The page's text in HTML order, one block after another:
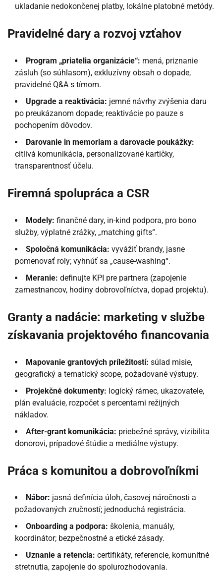
ukladanie nedokončenej platby, lokálne platobné metódy.
Pravidelné dary a rozvoj vzťahov
Program „priatelia organizácie“: mená, priznanie
zásluh (so súhlasom), exkluzívny obsah o dopade,
pravidelné Q&A s tímom.
Upgrade a reaktivácia: jemné návrhy zvýšenia daru
po preukázanom dopade; reaktivácie po pauze s
pochopením dôvodov.
Darovanie in memoriam a darovacie poukážky:
citlivá komunikácia, personalizované kartičky,
transparentnosť účelu.
Firemná spolupráca a CSR
Modely: finančné dary, in-kind podpora, pro bono
služby, výplatné zrážky, „matching gifts“.
Spoločná komunikácia: vyvážiť brandy, jasne
pomenovať roly; vyhnúť sa „cause-washing“.
Meranie: definujte KPI pre partnera (zapojenie
zamestnancov, hodiny dobrovoľníctva, dopad projektu).
Granty a nadácie: marketing v službe
získavania projektového financovania
Mapovanie grantových príležitostí: súlad misie,
geografický a tematický scope, požadované výstupy.
Projekčné dokumenty: logický rámec, ukazovatele,
plán evaluácie, rozpočet s percentami režijných
nákladov.
After-grant komunikácia: priebežné správy, vizibilita
donorovi, prípadové štúdie a mediálne výstupy.
Práca s komunitou a dobrovoľníkmi
Nábor: jasná definícia úloh, časovej náročnosti a
požadovaných zručností; jednoduchá registrácia.
Onboarding a podpora: školenia, manuály,
koordinátor; bezpečnostné a etické zásady.
Uznanie a retencia: certifikáty, referencie, komunitné
stretnutia, zapojenie do spolurozhodovania.